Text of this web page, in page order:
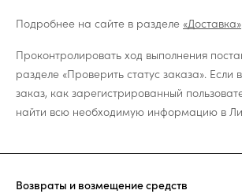
Подробнее на сайте в разделе «Доставка»
Проконтролировать ход выполнения
разделе «Проверить статус заказа». Если
заказ, как зарегистрированный
найти всю необходимую информацию в
Возвраты и возмещение средств